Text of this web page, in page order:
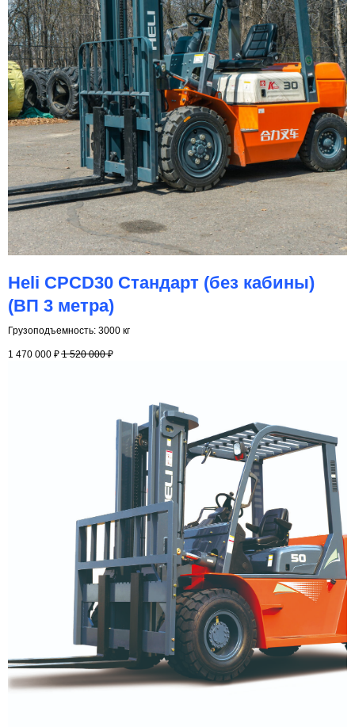
Heli CPCD30 Стандарт (без кабины)
(ВП 3 метра)
Грузоподъемность: 3000 кг
1 470 000 ₽ 1 520 000 ₽